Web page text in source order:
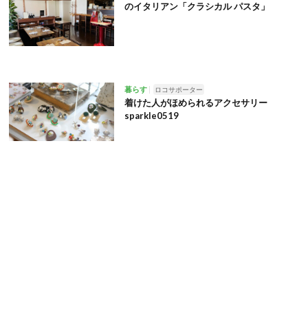
のイタリアン「クラシカル パスタ」
暮らす ロコサポーター
着けた人がほめられるアクセサリー
sparkle0519